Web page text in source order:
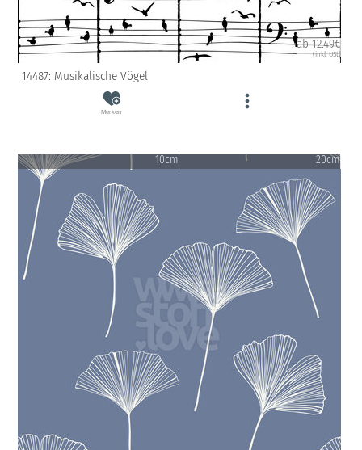
ab 12.49€
(inkl. USt)
14487: Musikalische Vögel
Merken
10cm 20cm